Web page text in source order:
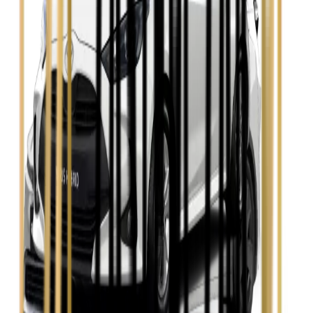
Seat Leon
Skoda Fabia
Zobacz
Skoda Kamiq
Zobacz
Skoda Octavia
Zobacz
Toyota Avensis
Zobacz
Toyota Camry